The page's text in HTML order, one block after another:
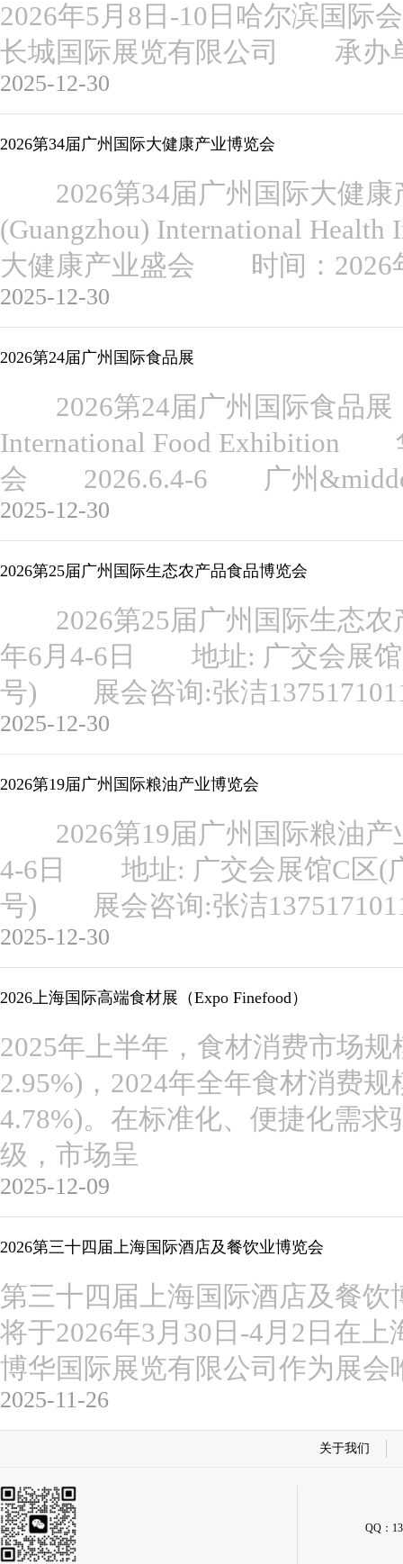
2026年5月8日-10日哈尔滨国
长城国际展览有限公司 承办
2025-12-30
2026第34届广州国际大健康产业博览会
2026第34届广州国际大健
(Guangzhou) International
大健康产业盛会 时间：
2025-12-30
2026第24届广州国际食品展
2026第24届广州国际食品展
International Food Exhibition
会 2026.6.4-6 广州
2025-12-30
2026第25届广州国际生态农产品食品博览会
2026第25届广州国际生态
年6月4-6日 地址: 广交会展馆
号) 展会咨询:张洁
2025-12-30
2026第19届广州国际粮油产业博览会
2026第19届广州国际粮油
4-6日 地址: 广交会展馆C区(
号) 展会咨询:张洁
2025-12-30
2026上海国际高端食材展（Expo Finefood）
2025年上半年，食材消费市场
2.95%)，2024年全年食材消费
4.78%)。在标准化、便捷化需
级，市场呈
2025-12-09
2026第三十四届上海国际酒店及餐饮业博览会
第三十四届上海国际酒店及餐饮
将于2026年3月30日-4月2日在
博华国际展览有限公司作为展会
2025-11-26
关于我们
QQ：